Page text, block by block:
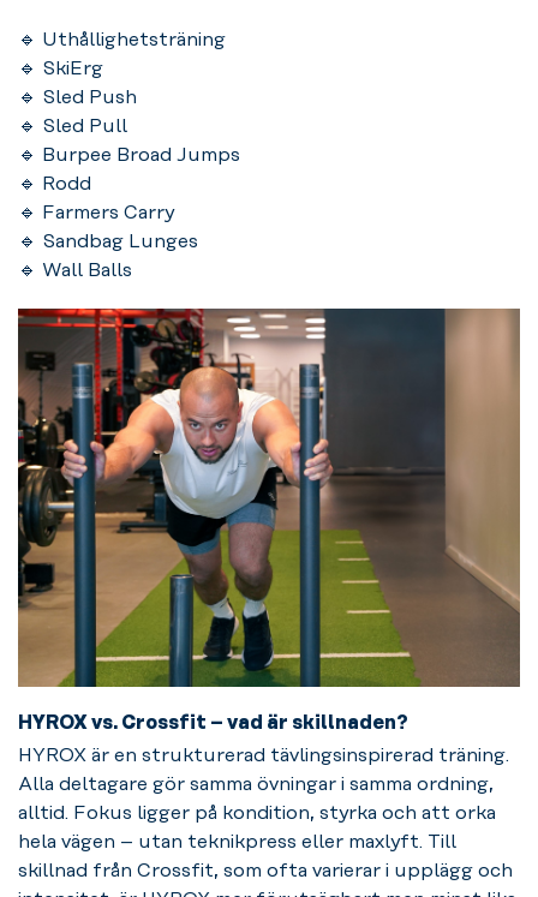
🔹 Uthållighetsträning
🔹 SkiErg
🔹 Sled Push
🔹 Sled Pull
🔹 Burpee Broad Jumps
🔹 Rodd
🔹 Farmers Carry
🔹 Sandbag Lunges
🔹 Wall Balls
HYROX vs. Crossfit – vad är skillnaden?
HYROX är en strukturerad tävlingsinspirerad träning.
Alla deltagare gör samma övningar i samma ordning,
alltid. Fokus ligger på kondition, styrka och att orka
hela vägen – utan teknikpress eller maxlyft. Till
skillnad från Crossfit, som ofta varierar i upplägg och
För dig som
gillar flås och